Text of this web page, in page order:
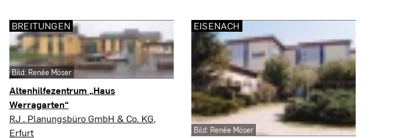
Altenhilfezentrum „Haus
Werragarten“
Breitungen
RJ . Planungsbüro GmbH & Co. KG,
Erfurt
BREITUNGEN
Bild: Renée Möser
EISENACH
Bild: Renée Möser